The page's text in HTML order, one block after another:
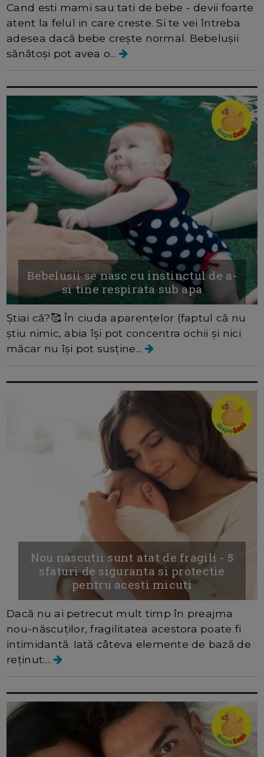
Cand esti mami sau tati de bebe - devii foarte
atent la felul in care creste. Si te vei întreba
adesea dacă bebe crește normal. Bebelușii
sănătoși pot avea o...
Bebelusii se nasc cu instinctul de a-
si tine respirata sub apa
Știai că?🥰 În ciuda aparențelor (faptul că nu
știu nimic, abia își pot concentra ochii și nici
măcar nu își pot susține...
Nou nascutii sunt atat de fragili - 5
sfaturi de siguranta si protectie
pentru acesti micuti
Dacă nu ai petrecut mult timp în preajma
nou-născuților, fragilitatea acestora poate fi
intimidantă. Iată câteva elemente de bază de
reținut:...